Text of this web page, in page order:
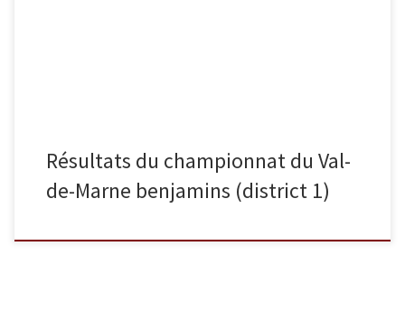
Résultats du championnat du Val-
de-Marne benjamins (district 1)